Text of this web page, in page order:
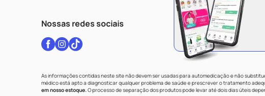
Nossas redes sociais
As informações contidas neste site não devem ser usadas para automedicação e não
médico está apto a diagnosticar qualquer problema de saúde e prescrever o tratamento
em nosso estoque.O processo de separação dos produtos pode levar até dois dias úteis